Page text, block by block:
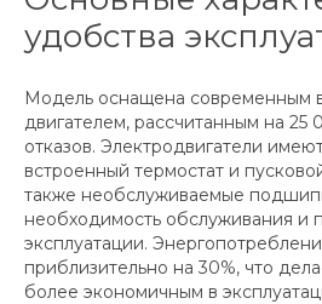
удобства
Модель оснащена современным
двигателем, рассчитанным на 25
отказов. Электродвигатели
встроенный термостат и
также необслуживаемые
необходимость обслуживания и
эксплуатации.
приблизительно на 30%, что
более экономичным в